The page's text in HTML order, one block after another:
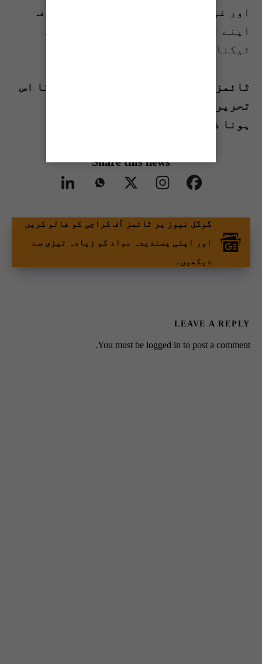
اور غیر معمولی صلاحیتوں کو دشمن صرف
اپنے اسلحے کی تعداد اور اسکی جدید
ٹیکنالوجی سے زیر نہیں کر سکتا۔
ٹائمز آف کراچی کی ادارتی پالیسی کا اس
تحریر کے مندرجات سے متفق
ہونا ضروری نہیں ہے۔
Share this news
گوگل نیوز پر ٹائمز آف کراچی کو فالو کریں
اور اپنی پسندیدہ مواد کو زیادہ تیزی سے
دیکھیں۔
LEAVE A REPLY
You must be logged in to post a comment.